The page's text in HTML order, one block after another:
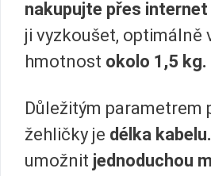
nakupujte přes internet
ji vyzkoušet, optimálně
hmotnost okolo 1,5 kg.
Důležitým parametrem
žehličky je délka kabelu.
umožnit jednoduchou